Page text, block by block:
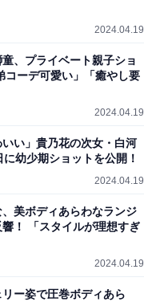
2024.04.19
童、プライベート親子ショ
コーデ可愛い」「癒やし要
2024.04.19
いい」貴乃花の次女・白河
幼少期ショットを公開！
2024.04.19
美ボディあらわなランジ
！ 「スタイルが理想すぎ
2024.04.19
ー姿で圧巻ボディあら